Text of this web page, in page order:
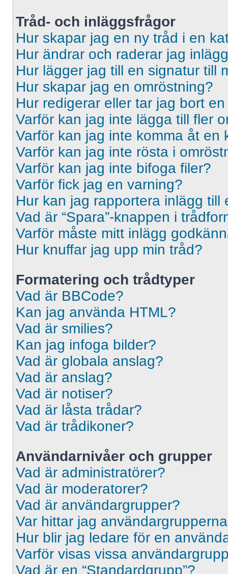
Tråd- och inläggsfrågor
Hur skapar jag en ny tråd i en
Hur ändrar och raderar jag
Hur lägger jag till en signatur till
Hur skapar jag en omröstning?
Hur redigerar eller tar jag bort
Varför kan jag inte lägga till fler
Varför kan jag inte komma åt en
Varför kan jag inte rösta i
Varför kan jag inte bifoga filer?
Varför fick jag en varning?
Hur kan jag rapportera inlägg till
Vad är “Spara”-knappen i
Varför måste mitt inlägg
Hur knuffar jag upp min tråd?
Formatering och trådtyper
Vad är BBCode?
Kan jag använda HTML?
Vad är smilies?
Kan jag infoga bilder?
Vad är globala anslag?
Vad är anslag?
Vad är notiser?
Vad är låsta trådar?
Vad är trådikoner?
Användarnivåer och grupper
Vad är administratörer?
Vad är moderatorer?
Vad är användargrupper?
Var hittar jag
Hur blir jag ledare för en
Varför visas vissa
Vad är en “Standardgrupp”?